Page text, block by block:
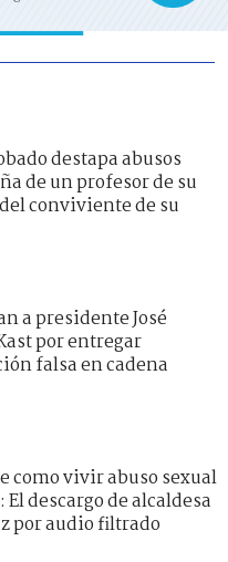
destapa abusos
de un profesor de su
conviviente de su
a presidente José
por entregar
falsa en cadena
como vivir abuso sexual
descargo de alcaldesa
por audio filtrado